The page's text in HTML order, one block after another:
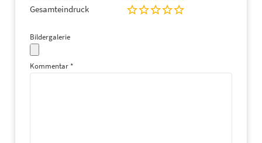
2. Angebote und Vertragsabschluss
Gesamteindruck
Bildergalerie
Kommentar *